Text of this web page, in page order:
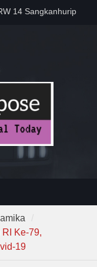
14 Sangkanhurip
Malam, Personel
Imbau
Siskamling
Ke-79,
19